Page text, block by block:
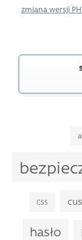
zmiana wersji
CSS
hasło